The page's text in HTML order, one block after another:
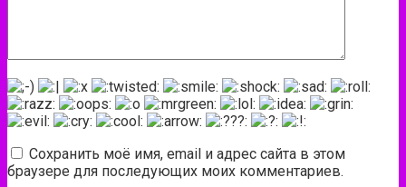
Сохранить моё имя, email и адрес сайта в этом
браузере для последующих моих комментариев.